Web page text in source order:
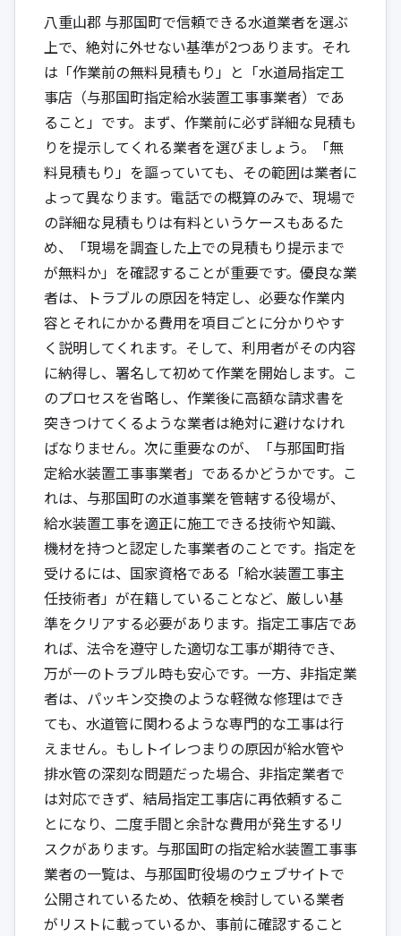
八重山郡 与那国町で信頼できる水道業者を選ぶ
上で、絶対に外せない基準が2つあります。それ
は「作業前の無料見積もり」と「水道局指定工
事店（与那国町指定給水装置工事事業者）であ
ること」です。まず、作業前に必ず詳細な見積も
りを提示してくれる業者を選びましょう。「無
料見積もり」を謳っていても、その範囲は業者に
よって異なります。電話での概算のみで、現場で
の詳細な見積もりは有料というケースもあるた
め、「現場を調査した上での見積もり提示まで
が無料か」を確認することが重要です。優良な業
者は、トラブルの原因を特定し、必要な作業内
容とそれにかかる費用を項目ごとに分かりやす
く説明してくれます。そして、利用者がその内容
に納得し、署名して初めて作業を開始します。こ
のプロセスを省略し、作業後に高額な請求書を
突きつけてくるような業者は絶対に避けなけれ
ばなりません。次に重要なのが、「与那国町指
定給水装置工事事業者」であるかどうかです。こ
れは、与那国町の水道事業を管轄する役場が、
給水装置工事を適正に施工できる技術や知識、
機材を持つと認定した事業者のことです。指定を
受けるには、国家資格である「給水装置工事主
任技術者」が在籍していることなど、厳しい基
準をクリアする必要があります。指定工事店であ
れば、法令を遵守した適切な工事が期待でき、
万が一のトラブル時も安心です。一方、非指定業
者は、パッキン交換のような軽微な修理はでき
ても、水道管に関わるような専門的な工事は行
えません。もしトイレつまりの原因が給水管や
排水管の深刻な問題だった場合、非指定業者で
は対応できず、結局指定工事店に再依頼するこ
とになり、二度手間と余計な費用が発生するリ
スクがあります。与那国町の指定給水装置工事事
業者の一覧は、与那国町役場のウェブサイトで
公開されているため、依頼を検討している業者
がリストに載っているか、事前に確認すること